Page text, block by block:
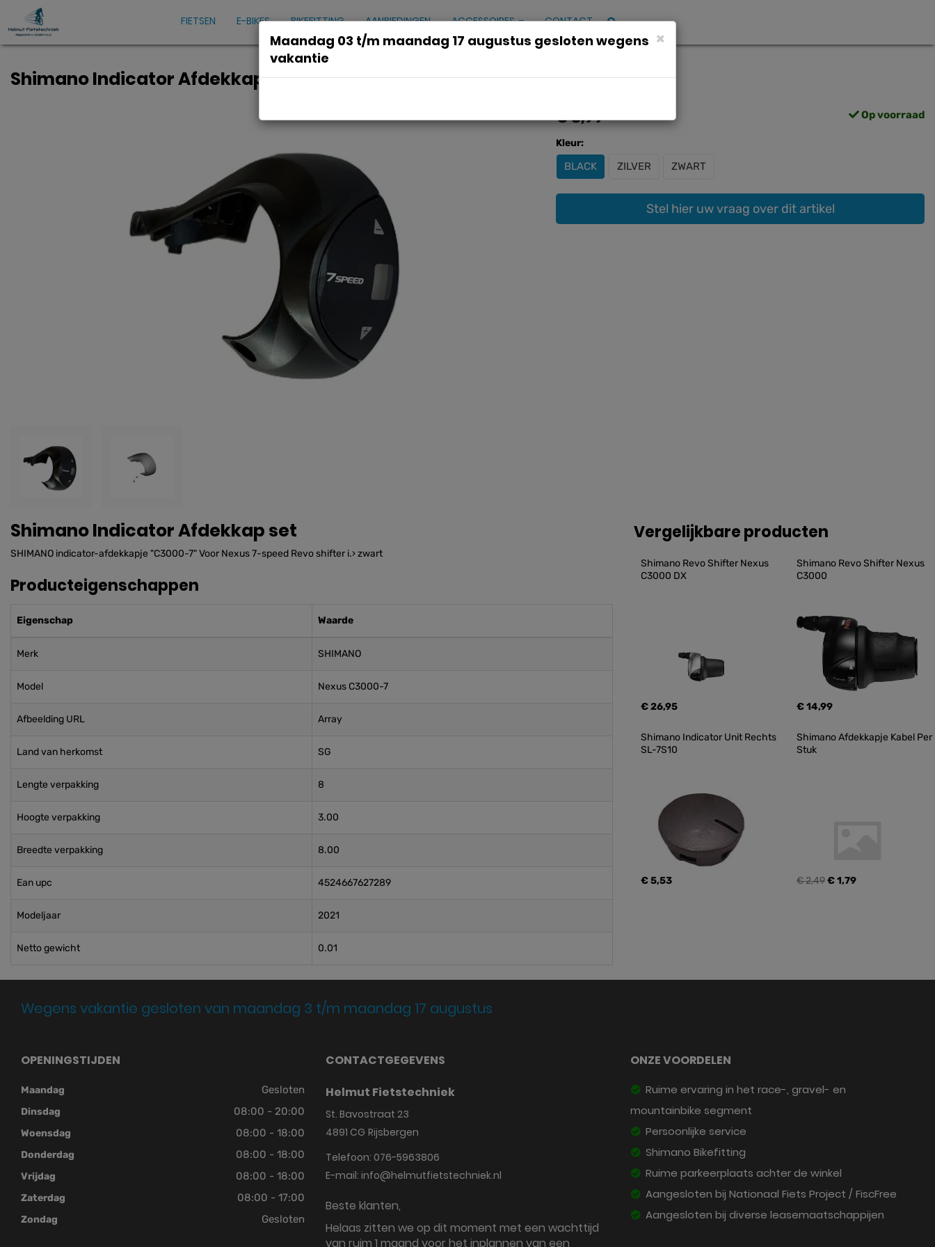
FIETSEN E-BIKES BIKEFITTING AANBIEDINGEN ACCESSOIRES CONTACT
Shimano Indicator Afdekkap set
€ 5,99 Op voorraad
Kleur:
BLACK ZILVER ZWART
Stel hier uw vraag over dit artikel
Shimano Indicator Afdekkap set
SHIMANO indicator-afdekkapje "C3000-7" Voor Nexus 7-speed Revo shifter i.› zwart
Producteigenschappen
Eigenschap Waarde
Merk SHIMANO
Model Nexus C3000-7
Afbeelding URL Array
Land van herkomst SG
Lengte verpakking 8
Hoogte verpakking 3.00
Breedte verpakking 8.00
Ean upc 4524667627289
Modeljaar 2021
Netto gewicht 0.01
Vergelijkbare producten
Shimano Revo Shifter Nexus
C3000 DX
€ 26,95
Shimano Revo Shifter Nexus
C3000
€ 14,99
Shimano Indicator Unit Rechts
SL-7S10
€ 5,53
Shimano Afdekkapje Kabel Per
Stuk
€ 2,49€ 1,79
Wegens vakantie gesloten van maandag 3 t/m maandag 17 augustus
OPENINGSTIJDEN
Maandag Gesloten
Dinsdag 08:00 - 20:00
Woensdag 08:00 - 18:00
Donderdag 08:00 - 18:00
Vrijdag 08:00 - 18:00
Zaterdag 08:00 - 17:00
Zondag Gesloten
CONTACTGEGEVENS
Helmut Fietstechniek
St. Bavostraat 23
4891 CG Rijsbergen
Telefoon: 076-5963806
E-mail: info@helmutfietstechniek.nl
Beste klanten,
Helaas zitten we op dit moment met een wachttijd
van ruim 1 maand voor het inplannen van een
ONZE VOORDELEN
Ruime ervaring in het race-, gravel- en
mountainbike segment
Persoonlijke service
Shimano Bikefitting
Ruime parkeerplaats achter de winkel
Aangesloten bij Nationaal Fiets Project / FiscFree
Aangesloten bij diverse leasemaatschappijen
×
Maandag 03 t/m maandag 17 augustus gesloten wegens
vakantie